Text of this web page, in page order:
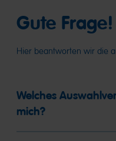
Gute Frage!
Hier beantworten wir die
Welches
mich?